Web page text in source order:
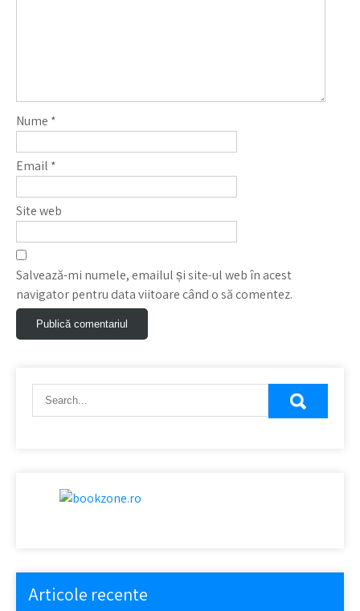
Nume *
Email *
Site web
Salvează-mi numele, emailul și site-ul web în acest
navigator pentru data viitoare când o să comentez.
Articole recente